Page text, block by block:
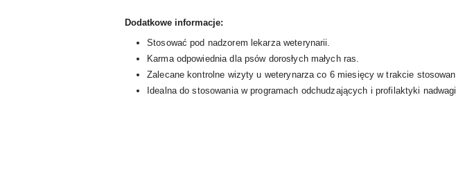
Dodatkowe informacje:
Stosować pod nadzorem lekarza weterynarii.
Karma odpowiednia dla psów dorosłych małych ras.
Zalecane kontrolne wizyty u weterynarza co 6 miesięcy w trakcie
Idealna do stosowania w programach odchudzających i profilaktyki